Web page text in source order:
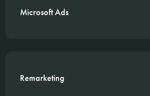
Microsoft Ads
Remarketing